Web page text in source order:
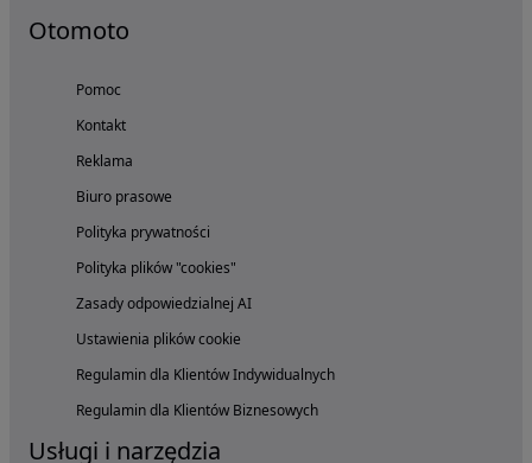
Otomoto
Pomoc
Kontakt
Reklama
Biuro prasowe
Polityka prywatności
Polityka plików "cookies"
Zasady odpowiedzialnej AI
Ustawienia plików cookie
Regulamin dla Klientów Indywidualnych
Regulamin dla Klientów Biznesowych
Usługi i narzędzia